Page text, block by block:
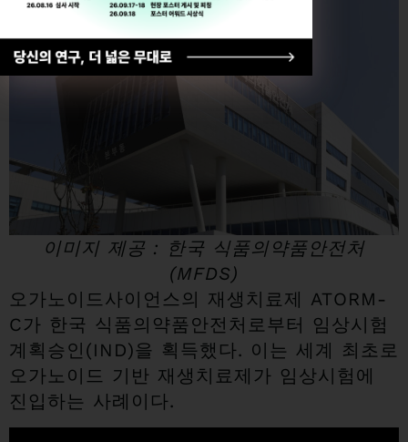
이미지 제공 : 한국 식품의약품안전처
(MFDS)
오가노이드사이언스의 재생치료제 ATORM-
C가 한국 식품의약품안전처로부터 임상시험
계획승인(IND)을 획득했다. 이는 세계 최초로
오가노이드 기반 재생치료제가 임상시험에
진입하는 사례이다.